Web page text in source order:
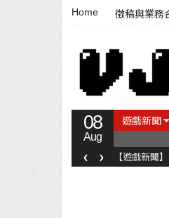
Home 徵稿與業務
08
Aug
遊戲新聞
【遊戲新聞
‹ ›